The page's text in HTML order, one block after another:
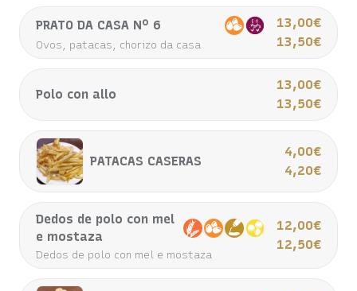
PRATO DA CASA Nº 6
Ovos, patacas, chorizo da casa
13,00€
13,50€
Polo con allo
13,00€
13,50€
PATACAS CASERAS
4,00€
4,20€
Dedos de polo con mel
e mostaza
Dedos de polo con mel e mostaza
12,00€
12,50€